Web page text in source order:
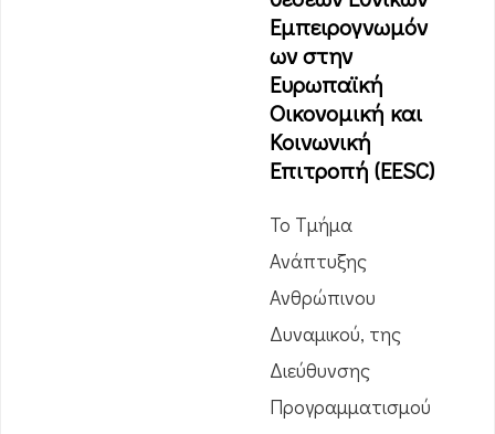
Εμπειρογνωμόν
ων στην
Ευρωπαϊκή
Οικονομική και
Κοινωνική
Επιτροπή (EESC)
Το Τμήμα
Ανάπτυξης
Ανθρώπινου
Δυναμικού, της
Διεύθυνσης
Προγραμματισμού